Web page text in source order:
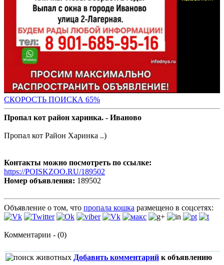
СКОРОСТЬ ПОИСКА 65%
Пропал кот район харинка. - Иваново
Пропал кот Район Харинка ..)
Контакты можно посмотреть по ссылке:
https://POISKZOO.RU/189502
Номер объявления: 189502
Объявление о том, что пропала кошка размещено в соцсетях:
Комментарии - (0)
Добавить комментарий к объявлению